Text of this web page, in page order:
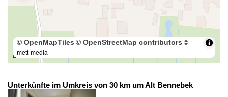
50 m
© OpenMapTiles © OpenStreetMap contributors ©
mett-media
Unterkünfte im Umkreis von 30 km um Alt Bennebek